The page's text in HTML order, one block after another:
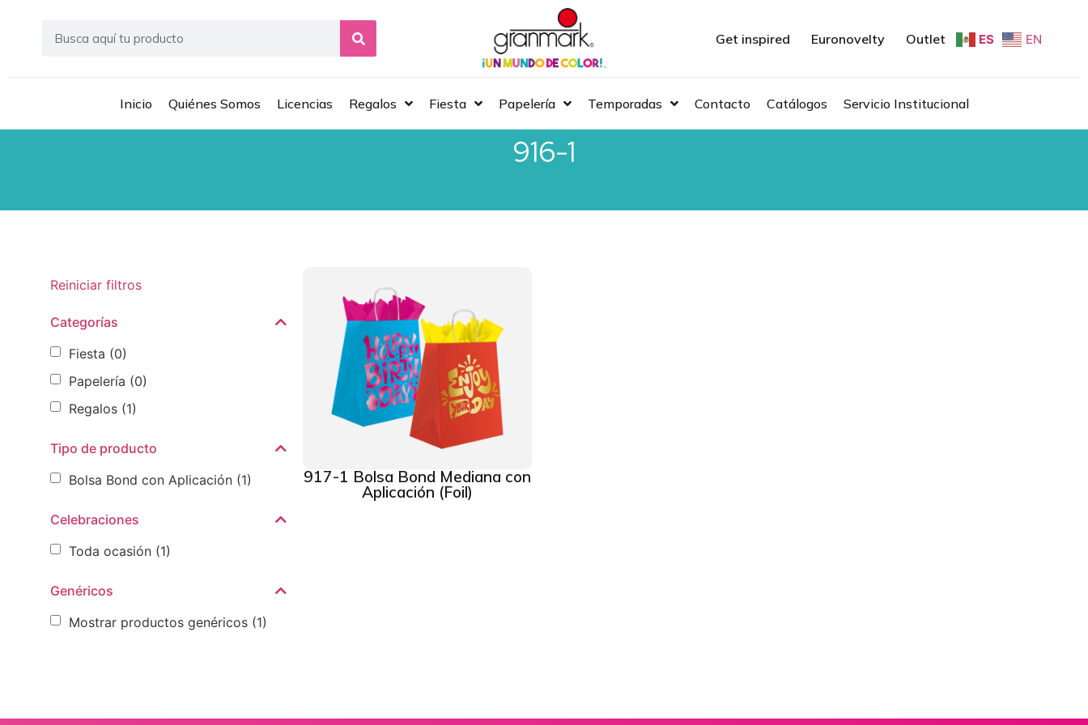
Get inspired Euronovelty Outlet ES EN
Inicio Quiénes Somos Licencias Regalos Fiesta Papelería Temporadas Contacto Catálogos Servicio Institucional
916-1
Reiniciar filtros
Categorías
Fiesta (0)
Papelería (0)
Regalos (1)
Tipo de producto
Bolsa Bond con Aplicación (1)
Celebraciones
Toda ocasión (1)
Genéricos
Mostrar productos genéricos (1)
917-1 Bolsa Bond Mediana con
Aplicación (Foil)